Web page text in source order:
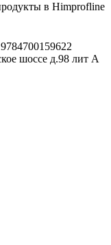
в Himprofline
шоссе д.98 лит А